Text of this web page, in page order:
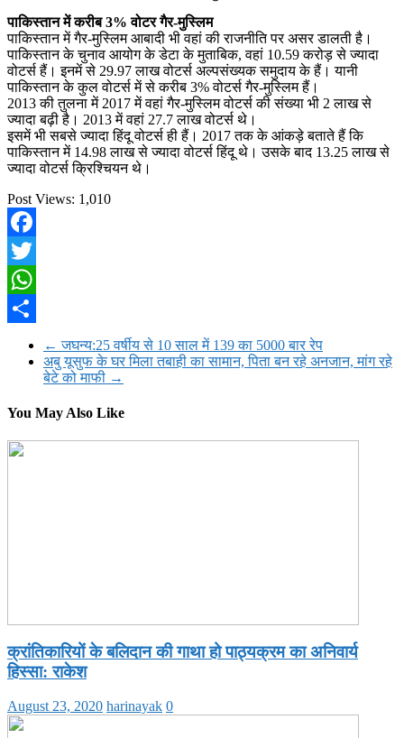
पाकिस्तान में करीब 3% वोटर गैर-मुस्लिम
पाकिस्तान में गैर-मुस्लिम आबादी भी वहां की राजनीति पर असर डालती है।
पाकिस्तान के चुनाव आयोग के डेटा के मुताबिक, वहां 10.59 करोड़ से ज्यादा
वोटर्स हैं। इनमें से 29.97 लाख वोटर्स अल्पसंख्यक समुदाय के हैं। यानी
पाकिस्तान के कुल वोटर्स में से करीब 3% वोटर्स गैर-मुस्लिम हैं।
2013 की तुलना में 2017 में वहां गैर-मुस्लिम वोटर्स की संख्या भी 2 लाख से
ज्यादा बढ़ी है। 2013 में वहां 27.7 लाख वोटर्स थे।
इसमें भी सबसे ज्यादा हिंदू वोटर्स ही हैं। 2017 तक के आंकड़े बताते हैं कि
पाकिस्तान में 14.98 लाख से ज्यादा वोटर्स हिंदू थे। उसके बाद 13.25 लाख से
ज्यादा वोटर्स क्रिश्चियन थे।
Post Views: 1,010
Facebook
Twitter
WhatsApp
← जघन्य:25 वर्षीय से 10 साल में 139 का 5000 बार रेप
अबु यूसुफ के घर मिला तबाही का सामान, पिता बन रहे अनजान, मांग रहे
बेटे को माफी →
You May Also Like
क्रांतिकारियों के बलिदान की गाथा हो पाठ्यक्रम का अनिवार्य
हिस्सा: राकेश
August 23, 2020 harinayak 0